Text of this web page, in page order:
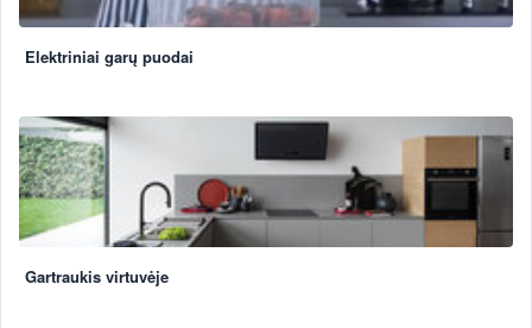
Elektriniai garų puodai
Gartraukis virtuvėje